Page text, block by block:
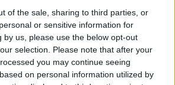
of the sale, sharing to third parties, or
or sensitive information for
by us, please use the below opt-out
selection. Please note that after your
you may continue seeing
on personal information utilized by
la giornata lavorativa.
godersi video e film preferiti in stile